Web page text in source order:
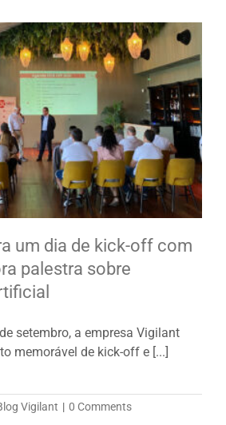
um dia de kick-off com
palestra sobre
setembro, a empresa Vigilant
memorável de kick-off e [...]
Vigilant | 0 Comments